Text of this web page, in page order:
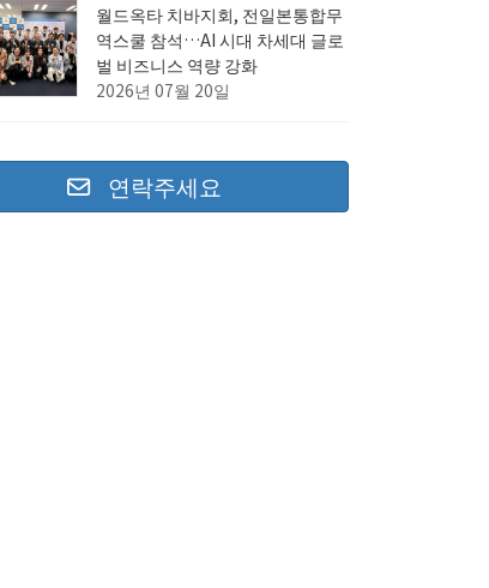
월드옥타 치바지회, 전일본통합무
역스쿨 참석…AI 시대 차세대 글로
벌 비즈니스 역량 강화
2026년 07월 20일
연락주세요